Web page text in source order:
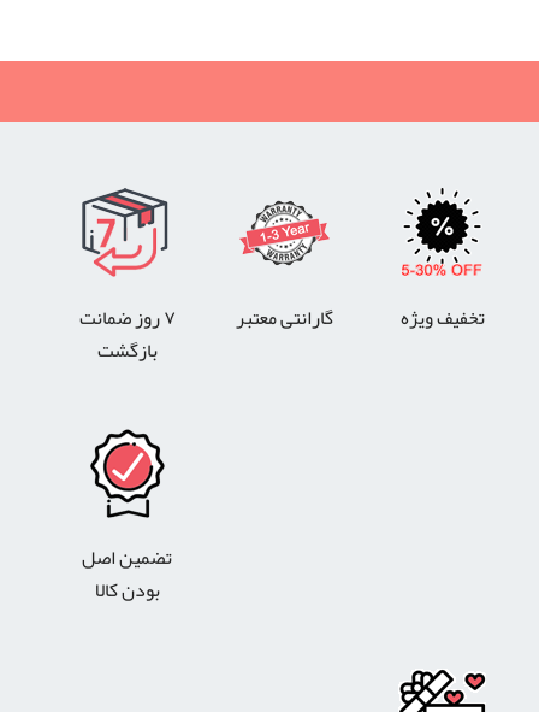
تخفیف ویژه گارانتی معتبر
۷ روز ضمانت
بازگشت
تضمین اصل
بودن کالا